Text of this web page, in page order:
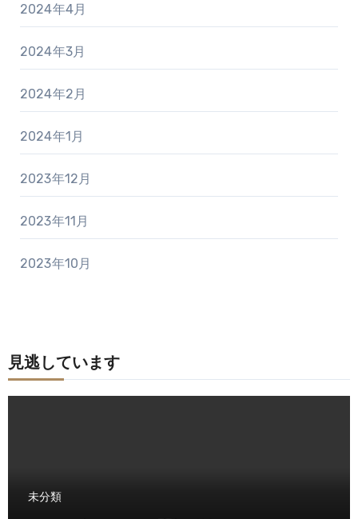
2024年4月
2024年3月
2024年2月
2024年1月
2023年12月
2023年11月
2023年10月
見逃しています
未分類